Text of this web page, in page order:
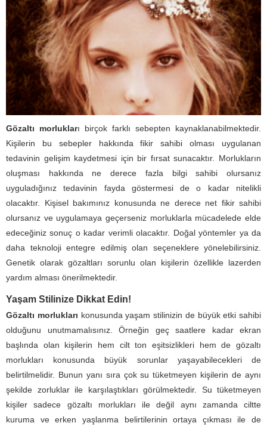
Gözaltı morlukları birçok farklı sebepten kaynaklanabilmektedir.
Kişilerin bu sebepler hakkında fikir sahibi olması uygulanan
tedavinin gelişim kaydetmesi için bir fırsat sunacaktır. Morlukların
oluşması hakkında ne derece fazla bilgi sahibi olursanız
uyguladığınız tedavinin fayda göstermesi de o kadar nitelikli
olacaktır. Kişisel bakımınız konusunda ne derece net fikir sahibi
olursanız ve uygulamaya geçerseniz morluklarla mücadelede elde
edeceğiniz sonuç o kadar verimli olacaktır. Doğal yöntemler ya da
daha teknoloji entegre edilmiş olan seçeneklere yönelebilirsiniz.
Genetik olarak gözaltları sorunlu olan kişilerin özellikle lazerden
yardım alması önerilmektedir.
Yaşam Stilinize Dikkat Edin!
Gözaltı morlukları konusunda yaşam stilinizin de büyük etki sahibi
olduğunu unutmamalısınız. Örneğin geç saatlere kadar ekran
başlında olan kişilerin hem cilt ton eşitsizlikleri hem de gözaltı
morlukları konusunda büyük sorunlar yaşayabilecekleri de
belirtilmelidir. Bunun yanı sıra çok su tüketmeyen kişilerin de aynı
şekilde zorluklar ile karşılaştıkları görülmektedir. Su tüketmeyen
kişiler sadece gözaltı morlukları ile değil aynı zamanda ciltte
kuruma ve erken yaşlanma belirtilerinin ortaya çıkması ile de